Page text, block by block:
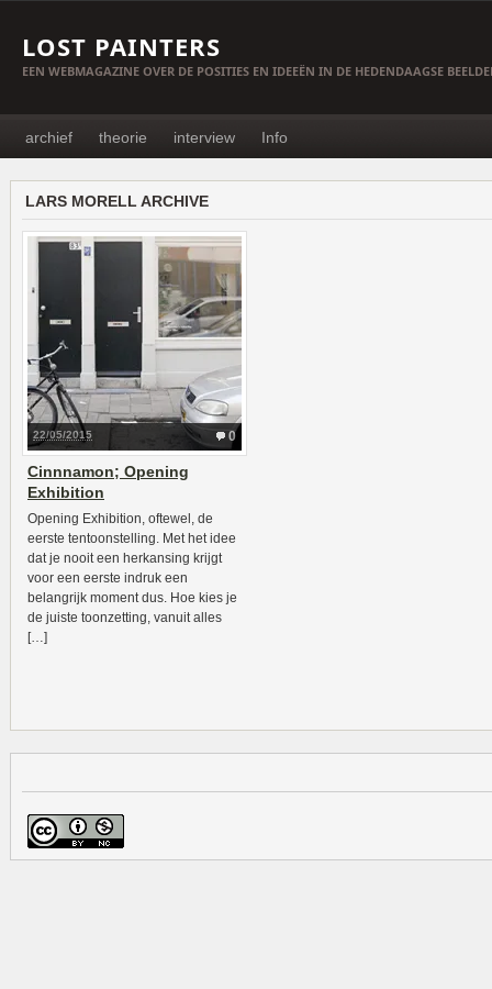
LOST PAINTERS
EEN WEBMAGAZINE OVER DE POSITIES EN IDEEËN IN DE HEDENDAAGSE
archief theorie interview Info
LARS MORELL ARCHIVE
0
22/05/2015
Cinnnamon; Opening
Exhibition
Opening Exhibition, oftewel, de
eerste tentoonstelling. Met het idee
dat je nooit een herkansing krijgt
voor een eerste indruk een
belangrijk moment dus. Hoe kies je
de juiste toonzetting, vanuit alles
[…]